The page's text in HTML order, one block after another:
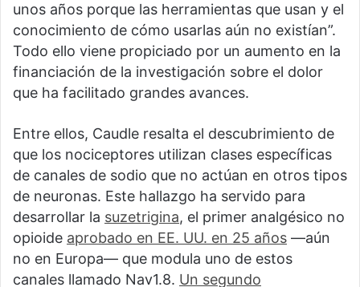
unos años porque las herramientas que usan y el
conocimiento de cómo usarlas aún no existían”.
Todo ello viene propiciado por un aumento en la
financiación de la investigación sobre el dolor
que ha facilitado grandes avances.
Entre ellos, Caudle resalta el descubrimiento de
que los nociceptores utilizan clases específicas
de canales de sodio que no actúan en otros tipos
de neuronas. Este hallazgo ha servido para
desarrollar la suzetrigina, el primer analgésico no
opioide aprobado en EE. UU. en 25 años —aún
no en Europa— que modula uno de estos
canales llamado Nav1.8. Un segundo